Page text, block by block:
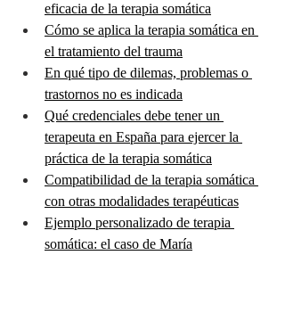
eficacia de la terapia somática
Cómo se aplica la terapia somática en
el tratamiento del trauma
En qué tipo de dilemas, problemas o
trastornos no es indicada
Qué credenciales debe tener un
terapeuta en España para ejercer la
práctica de la terapia somática
Compatibilidad de la terapia somática
con otras modalidades terapéuticas
Ejemplo personalizado de terapia
somática: el caso de María